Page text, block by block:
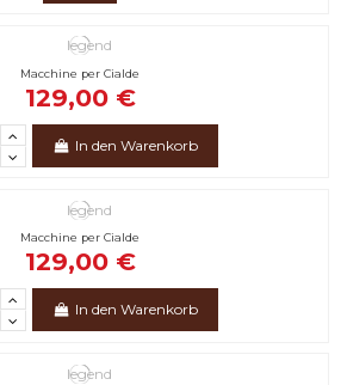
Macchine per Cialde
129,00 €
In den Warenkorb
Macchine per Cialde
129,00 €
In den Warenkorb